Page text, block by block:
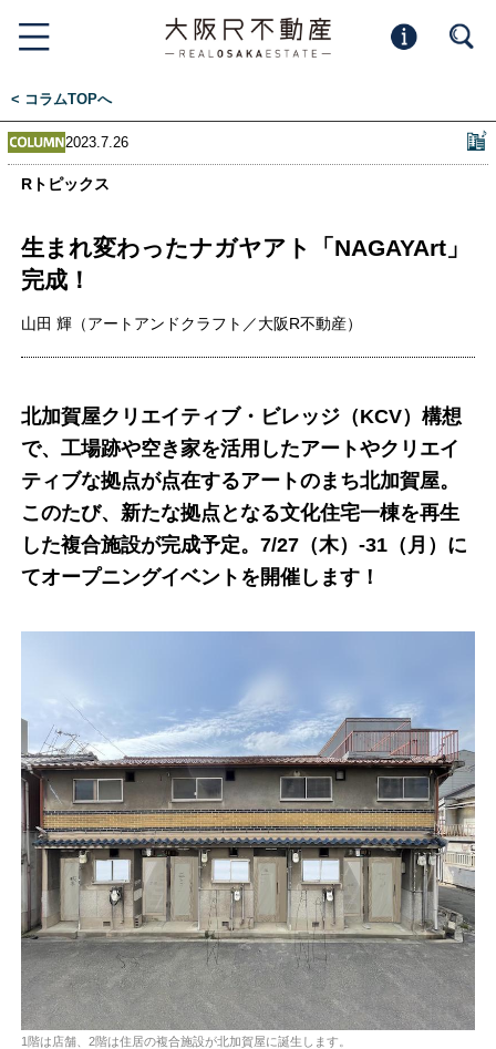
< コラムTOPへ
2023.7.26
Rトピックス
生まれ変わったナガヤアト「NAGAYArt」
完成！
山田 輝（アートアンドクラフト／大阪R不動産）
北加賀屋クリエイティブ・ビレッジ（KCV）構想
で、工場跡や空き家を活用したアートやクリエイ
ティブな拠点が点在するアートのまち北加賀屋。
このたび、新たな拠点となる文化住宅一棟を再生
した複合施設が完成予定。7/27（木）-31（月）に
てオープニングイベントを開催します！
1階は店舗、2階は住居の複合施設が北加賀屋に誕生します。